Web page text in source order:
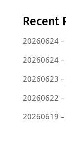
Recent
20260624
20260624
20260623
20260622
20260619